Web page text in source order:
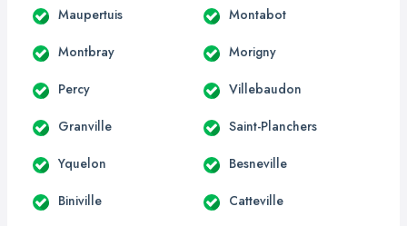
Maupertuis Montabot
Montbray Morigny
Percy Villebaudon
Granville Saint-Planchers
Yquelon Besneville
Biniville Catteville